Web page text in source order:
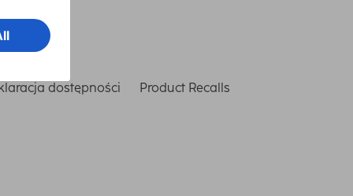
dostępności Product Recalls